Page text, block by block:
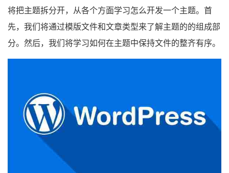
将把主题拆分开，从各个方面学习怎么开发一个主题。首
先，我们将通过模版文件和文章类型来了解主题的的组成部
分。然后，我们将学习如何在主题中保持文件的整齐有序。